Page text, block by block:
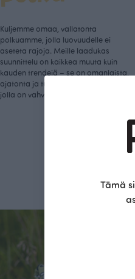
Kuljemme omaa, vallatonta
polkuamme, jolla luovuudelle ei
aseteta rajoja. Meille laadukas
suunnittelu on kaikkea muuta kuin
kauden trendejä – se on omanlaista,
ajatonta ja tunnistettavaa designia,
jolla on vahva arvopohja.
Tämä